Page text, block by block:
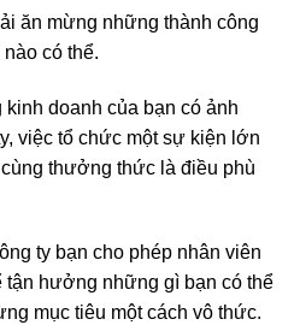
ăn mừng những thành công
có thể.
doanh của bạn có ảnh
việc tổ chức một sự kiện lớn
thưởng thức là điều phù
ty bạn cho phép nhân viên
tận hưởng những gì bạn có thể
mục tiêu một cách vô thức.